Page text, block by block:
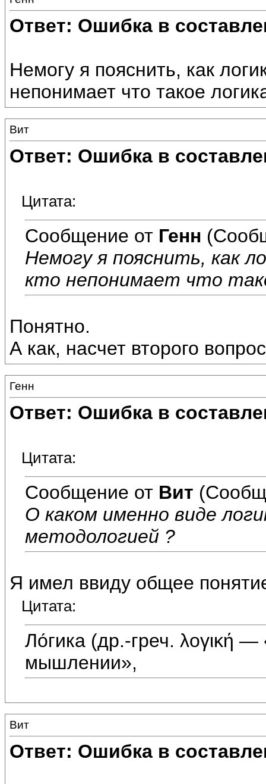
Ответ: Ошибка в
Немогу я пояснить, как
непонимает что такое
Вит
Ответ: Ошибка в
Цитата:
Сообщение от Генн
Немогу я пояснить, как
кто непонимает что
Понятно.
А как, насчет второго
Генн
Ответ: Ошибка в
Цитата:
Сообщение от Вит
О каком именно виде
методологией ?
Я имел ввиду общее
Цитата:
Ло́гика (др.-греч. λογική
мышлении»,
Вит
Ответ: Ошибка в